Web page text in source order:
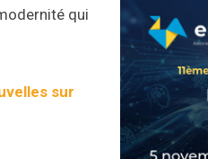
qui
sur